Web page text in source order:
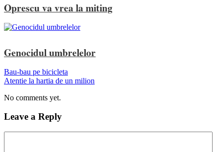
Oprescu va vrea la miting
Genocidul umbrelelor
Bau-bau pe bicicleta
Atentie la hartia de un milion
No comments yet.
Leave a Reply